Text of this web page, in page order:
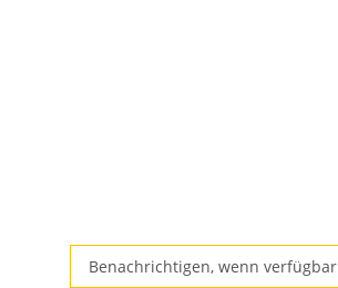
Benachrichtigen, wenn verfügbar